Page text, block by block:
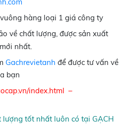
hàng loại 1 giá công ty
về chất lượng, được sản xuất
nhất.
Gachrevietanh để được tư vấn về
bạn
index.html –
lượng tốt nhất luôn có tại GẠCH